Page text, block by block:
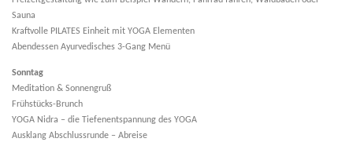
Sauna
Kraftvolle PILATES Einheit mit YOGA Elementen
Abendessen Ayurvedisches 3-Gang Menü
Sonntag
Meditation & Sonnengruß
Frühstücks-Brunch
YOGA Nidra – die Tiefenentspannung des YOGA
Ausklang Abschlussrunde – Abreise